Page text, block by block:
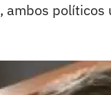
ambos